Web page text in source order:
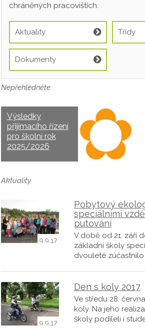
chráněných pracovištích.
Aktuality Třídy
Dokumenty
Nepřehlédněte
Výsledky
přijímacího řízení
pro školní rok
2025/2026
Aktuality
9.9.17
Pobytový
speciálními
putování
V době od 21. září
základní školy
dvouleté
9.9.17
Den s koly 2017
Ve středu 28.
koly. Na jeho
školy podíleli i